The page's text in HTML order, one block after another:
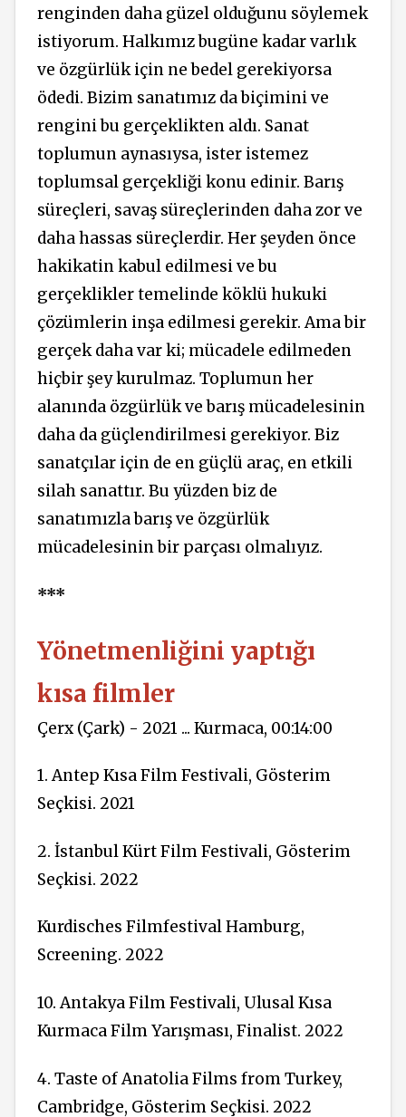
renginden daha güzel olduğunu söylemek
istiyorum. Halkımız bugüne kadar varlık
ve özgürlük için ne bedel gerekiyorsa
ödedi. Bizim sanatımız da biçimini ve
rengini bu gerçeklikten aldı. Sanat
toplumun aynasıysa, ister istemez
toplumsal gerçekliği konu edinir. Barış
süreçleri, savaş süreçlerinden daha zor ve
daha hassas süreçlerdir. Her şeyden önce
hakikatin kabul edilmesi ve bu
gerçeklikler temelinde köklü hukuki
çözümlerin inşa edilmesi gerekir. Ama bir
gerçek daha var ki; mücadele edilmeden
hiçbir şey kurulmaz. Toplumun her
alanında özgürlük ve barış mücadelesinin
daha da güçlendirilmesi gerekiyor. Biz
sanatçılar için de en güçlü araç, en etkili
silah sanattır. Bu yüzden biz de
sanatımızla barış ve özgürlük
mücadelesinin bir parçası olmalıyız.
***
Yönetmenliğini yaptığı
kısa filmler
Çerx (Çark) - 2021 ... Kurmaca, 00:14:00
1. Antep Kısa Film Festivali, Gösterim
Seçkisi. 2021
2. İstanbul Kürt Film Festivali, Gösterim
Seçkisi. 2022
Kurdisches Filmfestival Hamburg,
Screening. 2022
10. Antakya Film Festivali, Ulusal Kısa
Kurmaca Film Yarışması, Finalist. 2022
4. Taste of Anatolia Films from Turkey,
Cambridge, Gösterim Seçkisi. 2022